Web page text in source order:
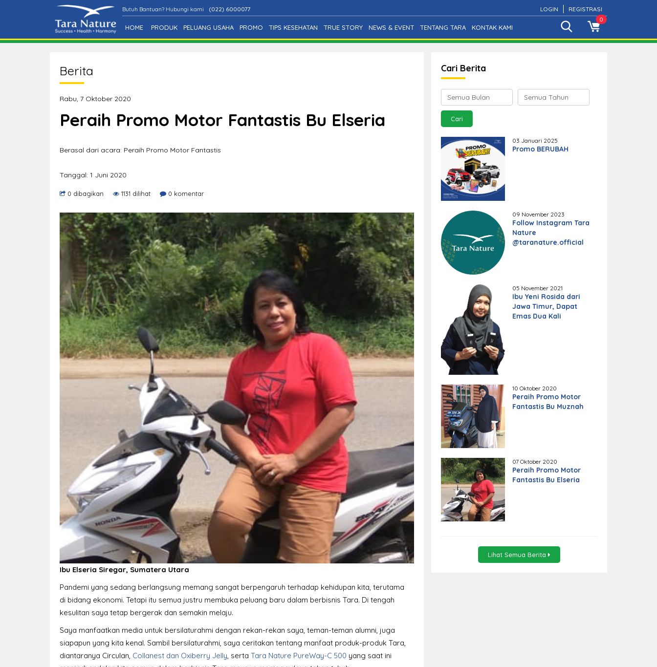
Butuh Bantuan? Hubungi kami (022) 6000077 REGISTRASI
LOGIN
HOME PRODUK PELUANG USAHA PROMO TIPS KESEHATAN TRUE STORY NEWS & EVENT TENTANG TARA KONTAK KAMI
0
Berita
Rabu, 7 Oktober 2020
Peraih Promo Motor Fantastis Bu Elseria
Berasal dari acara: Peraih Promo Motor Fantastis
Tanggal: 1 Juni 2020
0 dibagikan 1131 dilihat 0 komentar
Ibu Elseria Siregar, Sumatera Utara
Pandemi yang sedang berlangsung memang sangat berpengaruh terhadap kehidupan kita, terutama
di bidang ekonomi. Tetapi itu semua justru membuka peluang baru dalam berbisnis Tara. Di tengah
kesulitan saya tetap bergerak dan semakin melaju.
Saya manfaatkan media untuk bersilaturahmi dengan rekan-rekan saya, teman-teman alumni, juga
siapapun yang kita kenal. Sambil bersilaturahmi, saya ceritakan tentang manfaat produk-produk Tara,
diantaranya Circulan, Collanest dan Oxiberry Jelly , serta Tara Nature PureWay-C 500 yang saat ini
Cari Berita
03 Januari 2025
Promo BERUBAH
09 November 2023
Follow Instagram Tara
Nature
@taranature.official
05 November 2021
Ibu Yeni Rosida dari
Jawa Timur, Dapat
Emas Dua Kali
10 Oktober 2020
Peraih Promo Motor
Fantastis Bu Muznah
07 Oktober 2020
Peraih Promo Motor
Fantastis Bu Elseria
Lihat Semua Berita